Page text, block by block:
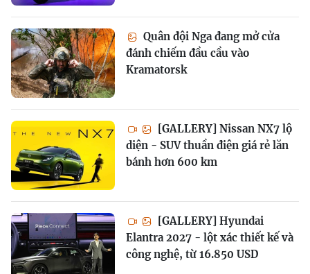
Quân đội Nga đang mở cửa
đánh chiếm đầu cầu vào
Kramatorsk
[GALLERY] Nissan NX7 lộ
diện - SUV thuần điện giá rẻ lăn
bánh hơn 600 km
[GALLERY] Hyundai
Elantra 2027 - lột xác thiết kế và
công nghệ, từ 16.850 USD